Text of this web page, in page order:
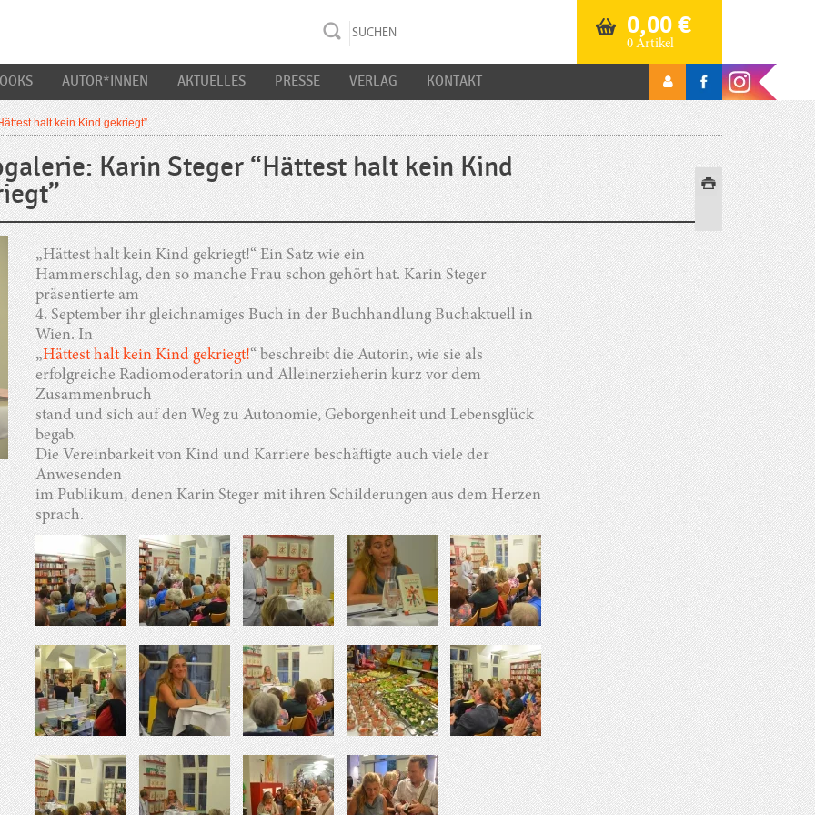
0,00€
0 Artikel
AUTOR*INNEN AKTUELLES PRESSE VERLAG KONTAKT
halt kein Kind gekriegt”
Karin Steger “Hättest halt kein Kind
„Hättest halt kein Kind gekriegt!“ Ein Satz wie ein
Hammerschlag, den so manche Frau schon gehört hat. Karin Steger
präsentierte am
4. September ihr gleichnamiges Buch in der Buchhandlung Buchaktuell in
Wien. In
„Hättest halt kein Kind gekriegt!“ beschreibt die Autorin, wie sie als
erfolgreiche Radiomoderatorin und Alleinerzieherin kurz vor dem
Zusammenbruch
stand und sich auf den Weg zu Autonomie, Geborgenheit und Lebensglück
begab.
Die Vereinbarkeit von Kind und Karriere beschäftigte auch viele der
Anwesenden
im Publikum, denen Karin Steger mit ihren Schilderungen aus dem Herzen
sprach.